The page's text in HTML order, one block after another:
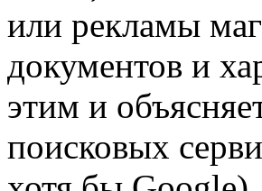
или рекламы
документов и
этим и
поисковых